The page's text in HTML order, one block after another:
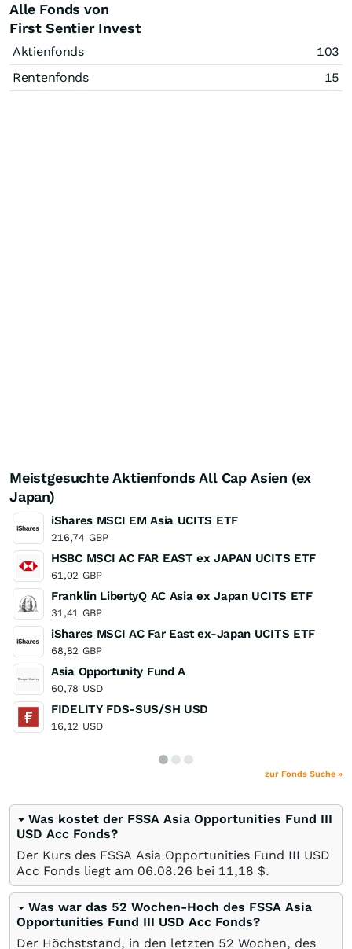
Alle Fonds von
First Sentier Invest
Aktienfonds
103
Rentenfonds
15
Meistgesuchte Aktienfonds All Cap Asien (ex
Japan)
iShares MSCI EM Asia UCITS ETF
216,74 GBP
HSBC MSCI AC FAR EAST ex JAPAN UCITS ETF
61,02 GBP
Franklin LibertyQ AC Asia ex Japan UCITS ETF
31,41 GBP
iShares MSCI AC Far East ex-Japan UCITS ETF
68,82 GBP
Asia Opportunity Fund A
60,78 USD
FIDELITY FDS-SUS/SH USD
16,12 USD
zur Fonds Suche »
Was kostet der FSSA Asia Opportunities Fund III
USD Acc Fonds?
Der Kurs des FSSA Asia Opportunities Fund III USD
Acc Fonds liegt am 06.08.26 bei 11,18 $.
Was war das 52 Wochen-Hoch des FSSA Asia
Opportunities Fund III USD Acc Fonds?
Der Höchststand, in den letzten 52 Wochen, des